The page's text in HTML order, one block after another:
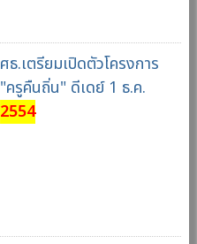
ศธ.เตรียมเปิดตัวโครงการ
"ครูคืนถิ่น" ดีเดย์ 1 ธ.ค.
2554